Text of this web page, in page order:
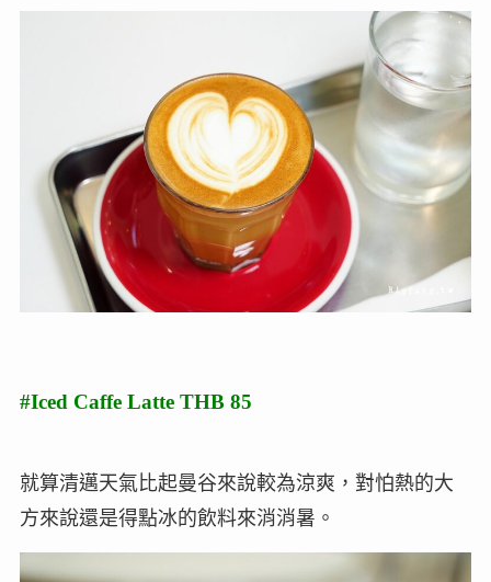
#Iced Caffe Latte THB 85
就算清邁天氣比起曼谷來說較為涼爽，對怕熱的大
方來說還是得點冰的飲料來消消暑。